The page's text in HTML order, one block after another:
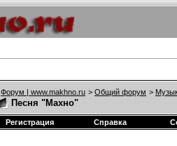
Форум | www.makhno.ru > Общий форум >
Песня "Махно"
Регистрация Справка